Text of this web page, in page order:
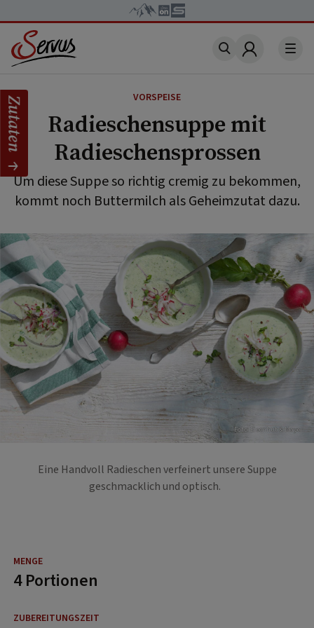
Account
VORSPEISE
Radieschensuppe mit
Radieschensprossen
Um diese Suppe so richtig cremig zu bekommen,
kommt noch Buttermilch als Geheimzutat dazu.
Foto: Eisenhut & Mayer
Eine Handvoll Radieschen verfeinert unsere Suppe
geschmacklich und optisch.
4 Portionen
Zutaten